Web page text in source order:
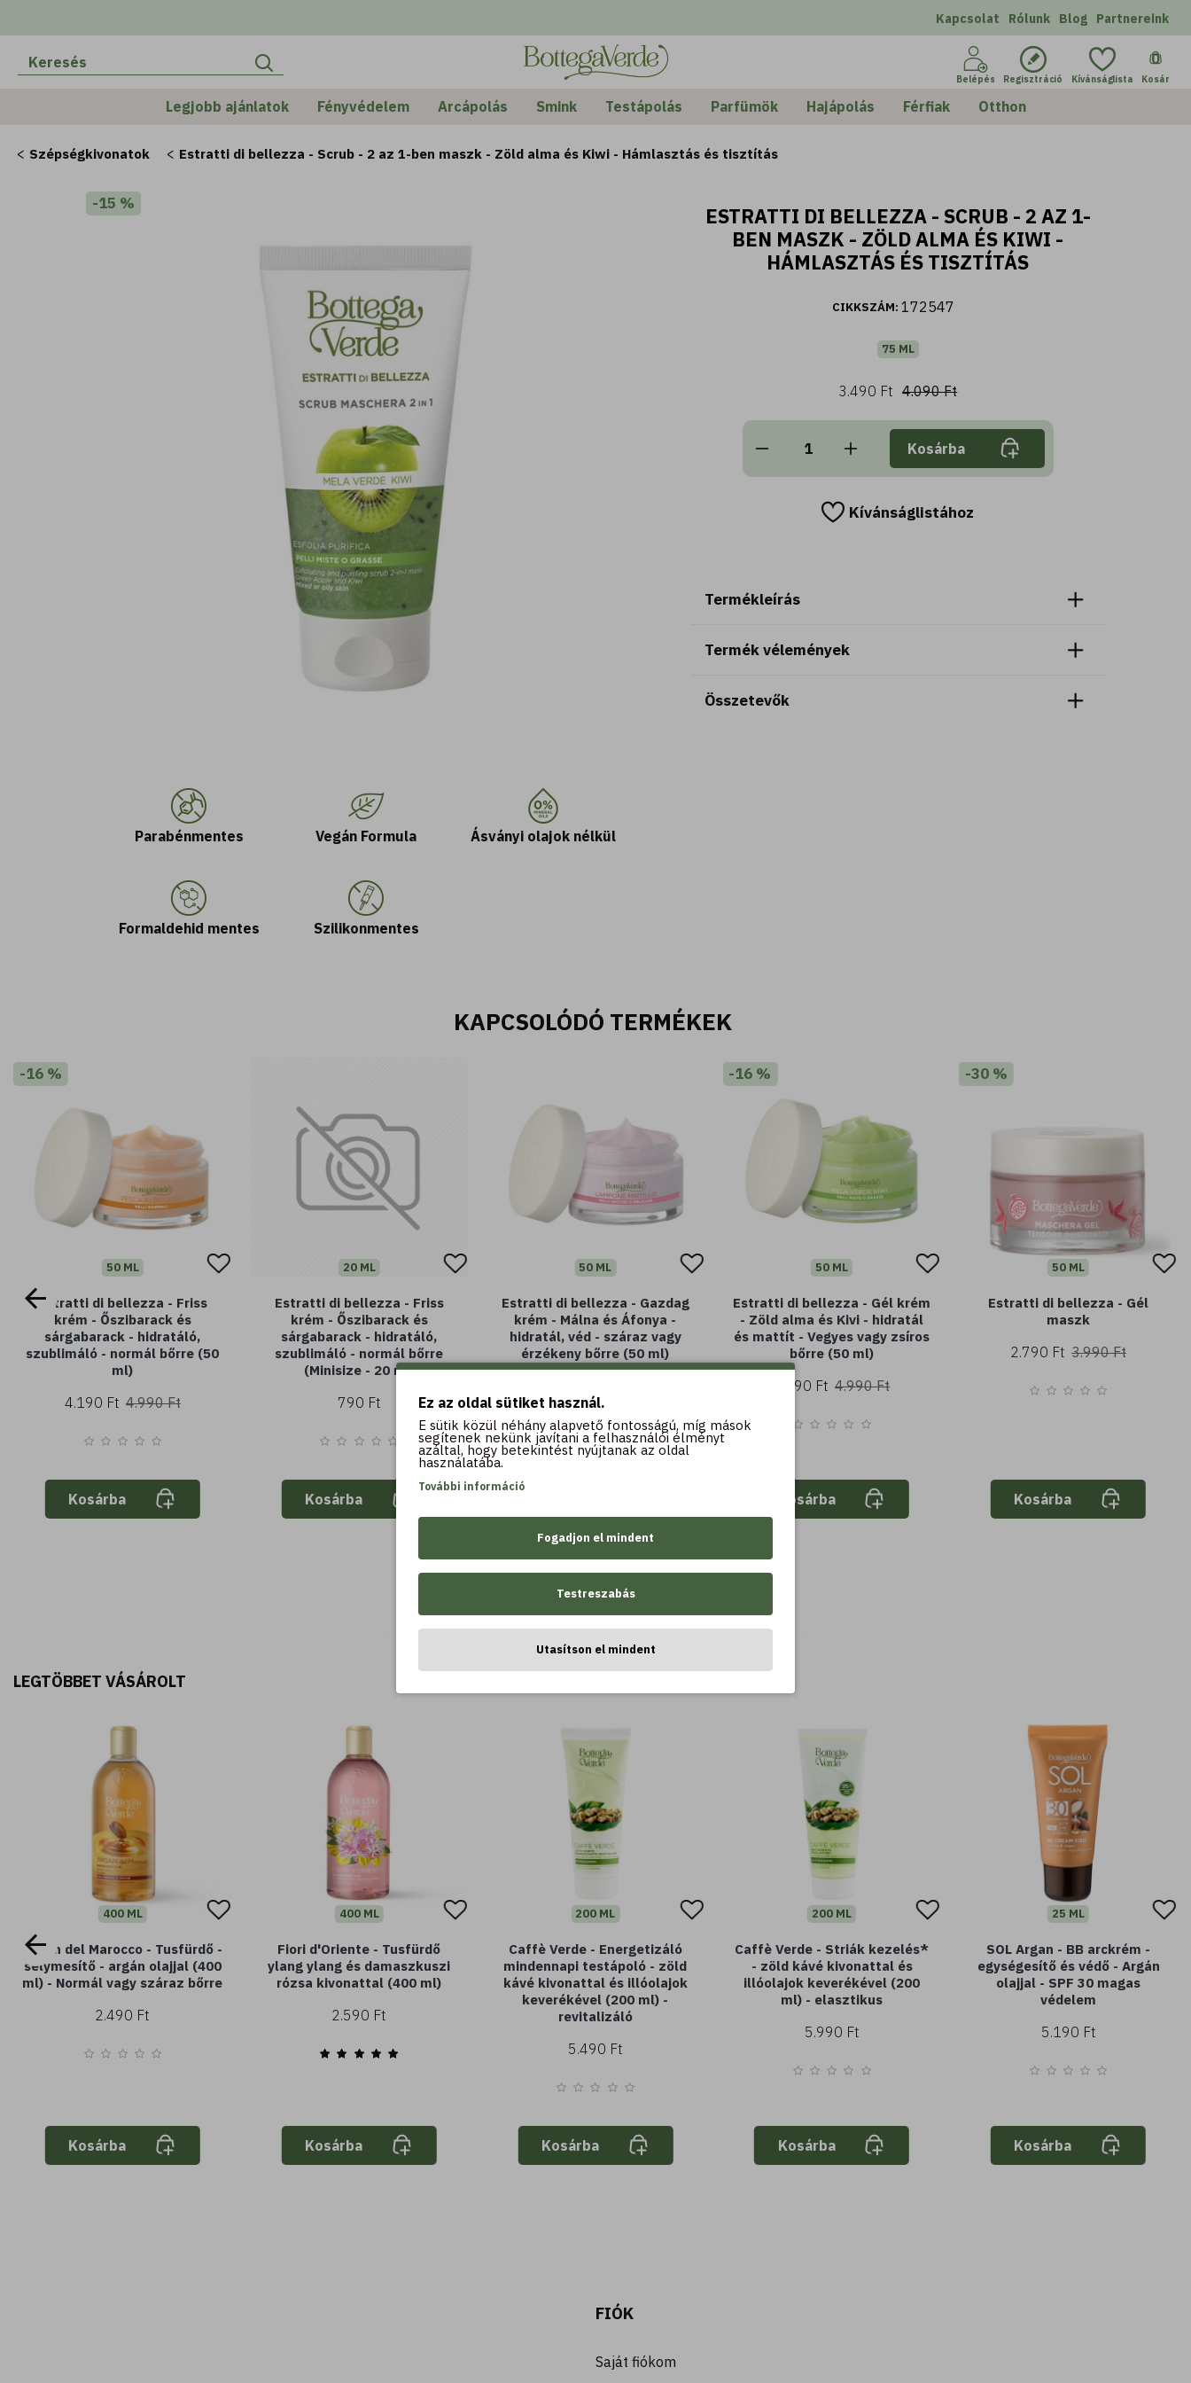
Kapcsolat Rólunk Blog Partnereink
Belépés Regisztráció Kívánságlista
0
Kosár
Legjobb ajánlatok Fényvédelem Arcápolás Smink Testápolás Parfümök Hajápolás Férfiak Otthon
Szépségkivonatok Estratti di bellezza - Scrub - 2 az 1-ben maszk - Zöld alma és Kiwi - Hámlasztás és tisztítás
-15 %
Parabénmentes Vegán Formula Ásványi olajok nélkül
Formaldehid mentes Szilikonmentes
ESTRATTI DI BELLEZZA - SCRUB - 2 AZ 1-
BEN MASZK - ZÖLD ALMA ÉS KIWI -
HÁMLASZTÁS ÉS TISZTÍTÁS
CIKKSZÁM: 172547
75 ML
3.490 Ft 4.090 Ft
Kosárba
Kívánságlistához
Termékleírás
Termék vélemények
Összetevők
KAPCSOLÓDÓ TERMÉKEK
-16 %
50 ML
Estratti di bellezza - Friss
krém - Őszibarack és
sárgabarack - hidratáló,
szublimáló - normál bőrre (50
ml)
4.190 Ft 4.990 Ft
Kosárba
20 ML
Estratti di bellezza - Friss
krém - Őszibarack és
sárgabarack - hidratáló,
szublimáló - normál bőrre
(Minisize - 20 ml)
790 Ft
Kosárba
50 ML
Estratti di bellezza - Gazdag
krém - Málna és Áfonya -
hidratál, véd - száraz vagy
érzékeny bőrre (50 ml)
-16 %
50 ML
Estratti di bellezza - Gél krém
- Zöld alma és Kivi - hidratál
és mattít - Vegyes vagy zsíros
bőrre (50 ml)
4.190 Ft 4.990 Ft
Kosárba
-30 %
50 ML
Estratti di bellezza - Gél
maszk
2.790 Ft 3.990 Ft
Kosárba
LEGTÖBBET VÁSÁROLT
LEGTÖBBET VÁSÁROLT
400 ML
Argan del Marocco - Tusfürdő -
selymesítő - argán olajjal (400
ml) - Normál vagy száraz bőrre
2.490 Ft
Kosárba
400 ML
Fiori d'Oriente - Tusfürdő
ylang ylang és damaszkuszi
rózsa kivonattal (400 ml)
2.590 Ft
Kosárba
200 ML
Caffè Verde - Energetizáló
mindennapi testápoló - zöld
kávé kivonattal és illóolajok
keverékével (200 ml) -
revitalizáló
5.490 Ft
Kosárba
200 ML
Caffè Verde - Striák kezelés*
- zöld kávé kivonattal és
illóolajok keverékével (200
ml) - elasztikus
5.990 Ft
Kosárba
25 ML
SOL Argan - BB arckrém -
egységesítő és védő - Argán
olajjal - SPF 30 magas
védelem
5.190 Ft
Kosárba
FIÓK
Saját fiókom
Ez az oldal sütiket használ.
E sütik közül néhány alapvető fontosságú, míg mások
segítenek nekünk javítani a felhasználói élményt
azáltal, hogy betekintést nyújtanak az oldal
használatába.
További információ
Fogadjon el mindent
Testreszabás
Utasítson el mindent